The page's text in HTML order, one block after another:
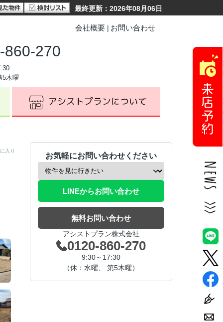
最終更新：2026年08月06日
会社概要 お問い合わせ
270
5木曜
入り
お気軽にお問い合わせください
LINEからお問い合わせ
無料お問い合わせ
アシストプラン株式会社
0120-860-270
9:30～17:30
（休：水曜、 第5木曜）